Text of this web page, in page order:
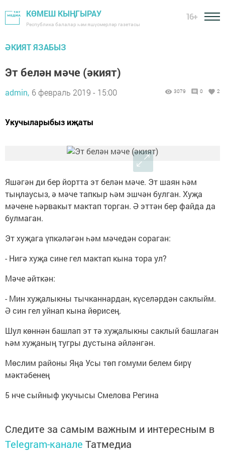
КӨМЕШ КЫҢГЫРАУ
Республика балалар һәм яшүсмерләр газетасы
16+
ӘКИЯТ ЯЗАБЫЗ
Эт белән мәче (әкият)
admin, 6 февраль 2019 - 15:00 3079 0 2
Укучыларыбыз иҗаты
Яшәгән ди бер йортта эт белән мәче. Эт шаян һәм
тыңлаусыз, ә мәче тапкыр һәм эшчән булган. Хуҗа
мәчене һәрвакыт мактап торган. Ә эттән бер файда да
булмаган.
Эт хуҗага үпкәләгән һәм мәчедән сораган:
- Нигә хуҗа сине гел мактап кына тора ул?
Мәче әйткән:
- Мин хуҗалыкны тычканнардан, күселәрдән саклыйм.
Ә син гел уйнап кына йөрисең.
Шул көннән башлап эт тә хуҗалыкны саклый башлаган
һәм хуҗаның тугры дустына әйләнгән.
Мөслим районы Яңа Усы төп гомуми белем бирү
мәктәбенең
5 нче сыйныф укучысы Смелова Регина
Следите за самым важным и интересным в
Telegram-канале Татмедиа